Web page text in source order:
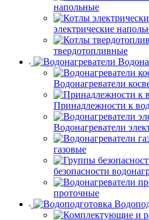
напольные
электрические
твердотопливные
Водонагреватели
Принадлежности к
Водонагреватели
газовые
безопасности
проточные